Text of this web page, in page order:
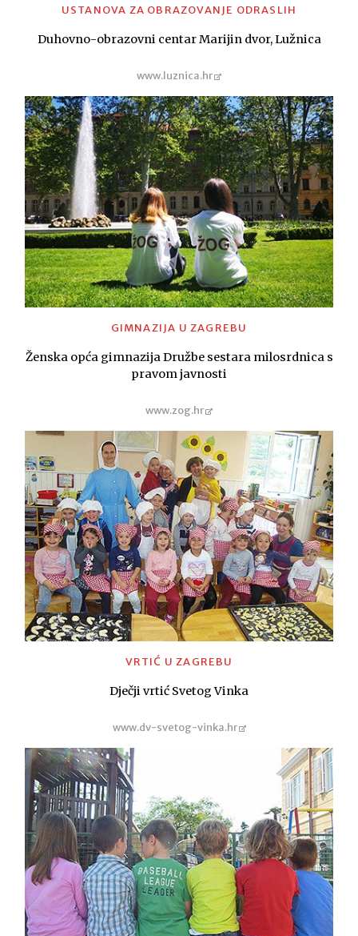
USTANOVA ZA OBRAZOVANJE ODRASLIH
Duhovno-obrazovni centar Marijin dvor, Lužnica
www.luznica.hr
GIMNAZIJA U ZAGREBU
Ženska opća gimnazija Družbe sestara milosrdnica s
pravom javnosti
www.zog.hr
VRTIĆ U ZAGREBU
Dječji vrtić Svetog Vinka
www.dv-svetog-vinka.hr